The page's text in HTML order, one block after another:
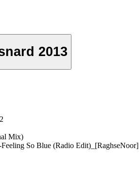
2013
Mix)
So Blue (Radio Edit)_[RaghseNoor]